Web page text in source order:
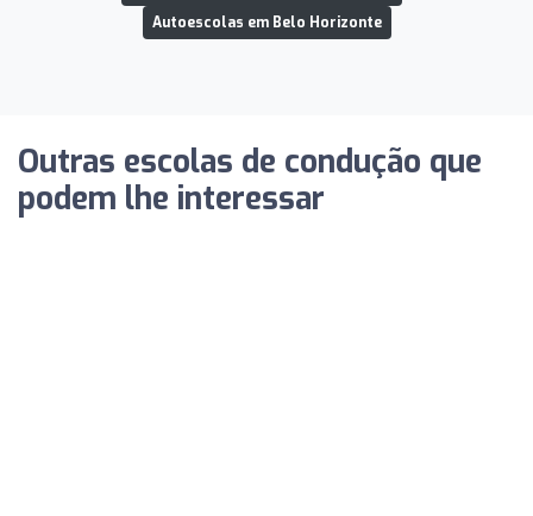
Autoescolas em Belo Horizonte
Outras escolas de condução que
podem lhe interessar